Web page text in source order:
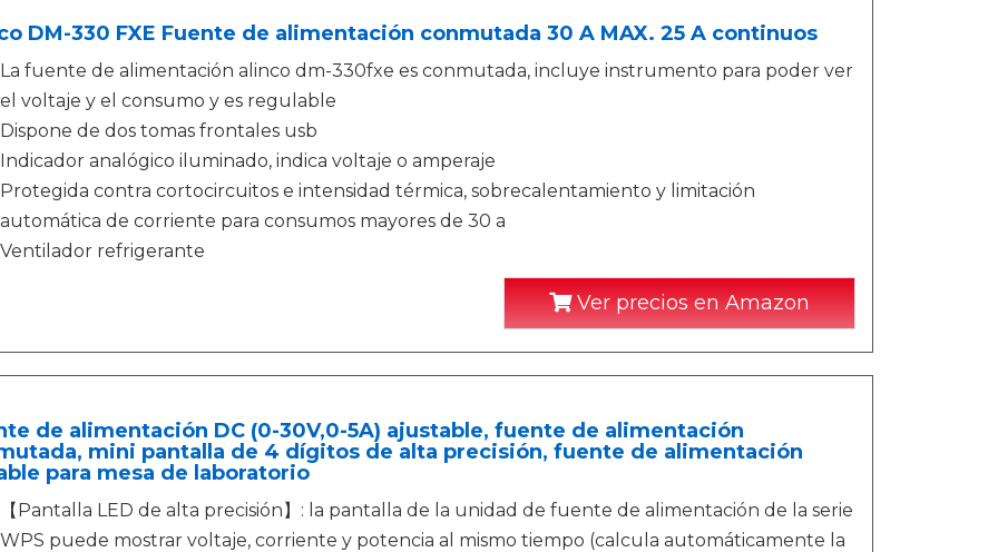
DM-330 FXE Fuente de alimentación conmutada 30 A MAX. 25 A continuos
La fuente de alimentación alinco dm-330fxe es conmutada, incluye instrumento para poder ver
el voltaje y el consumo y es regulable
Dispone de dos tomas frontales usb
Indicador analógico iluminado, indica voltaje o amperaje
Protegida contra cortocircuitos e intensidad térmica, sobrecalentamiento y limitación
automática de corriente para consumos mayores de 30 a
Ventilador refrigerante
Ver precios en Amazon
de alimentación DC (0-30V,0-5A) ajustable, fuente de alimentación
mini pantalla de 4 dígitos de alta precisión, fuente de alimentación
para mesa de laboratorio
【Pantalla LED de alta precisión】: la pantalla de la unidad de fuente de alimentación de la serie
WPS puede mostrar voltaje, corriente y potencia al mismo tiempo (calcula automáticamente la